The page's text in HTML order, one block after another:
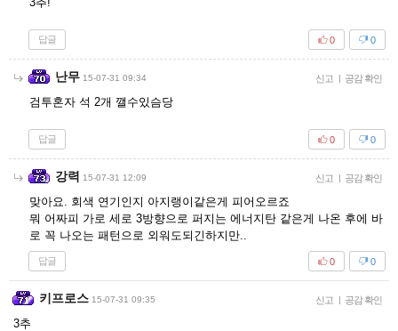
답글 0
0
난무 15-07-31 09:34 신고 | 공감 확인
검투혼자 석 2개 깰수있슴당
답글 0
0
강력 15-07-31 12:09 신고 | 공감 확인
맞아요. 회색 연기인지 아지랭이같은게 피어오르죠
뭐 어짜피 가로 세로 3방향으로 퍼지는 에너지탄 같은게 나온 후에 바
로 꼭 나오는 패턴으로 외워도되긴하지만..
답글 0
0
키프로스 15-07-31 09:35 신고 | 공감 확인
3추